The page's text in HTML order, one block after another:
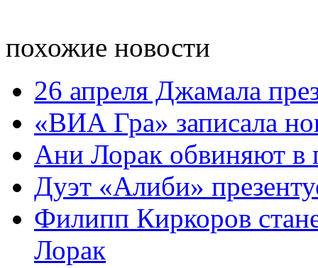
похожие новости
26 апреля Джамала
«ВИА Гра» записала
Ани Лорак обвиняют в
Дуэт «Алиби»
Филипп Киркоров
Лорак